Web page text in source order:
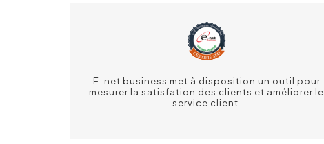
E-net business met à disposition un outil pour
mesurer la satisfation des clients et améliorer le
service client.